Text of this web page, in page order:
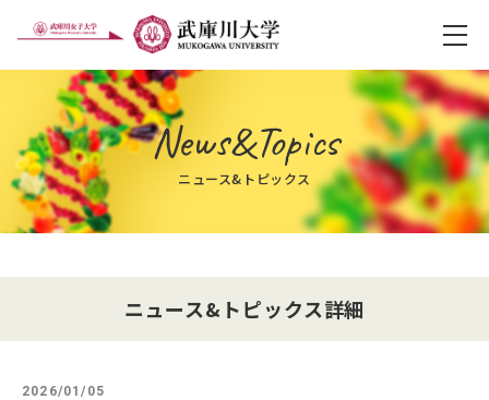
News&Topics
ニュース&トピックス
ニュース&トピックス詳細
2026/01/05